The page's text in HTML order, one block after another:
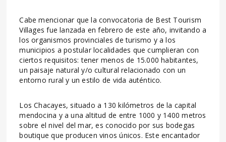
Cabe mencionar que la convocatoria de Best Tourism
Villages fue lanzada en febrero de este año, invitando a
los organismos provinciales de turismo y a los
municipios a postular localidades que cumplieran con
ciertos requisitos: tener menos de 15.000 habitantes,
un paisaje natural y/o cultural relacionado con un
entorno rural y un estilo de vida auténtico.
Los Chacayes, situado a 130 kilómetros de la capital
mendocina y a una altitud de entre 1000 y 1400 metros
sobre el nivel del mar, es conocido por sus bodegas
boutique que producen vinos únicos. Este encantador